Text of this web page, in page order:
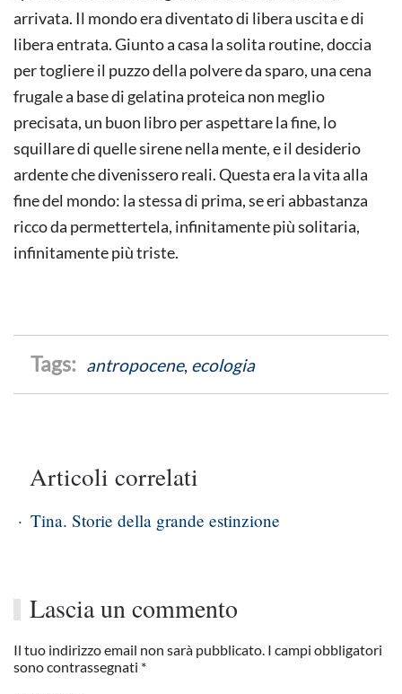
arrivata. Il mondo era diventato di libera uscita e di
libera entrata. Giunto a casa la solita routine, doccia
per togliere il puzzo della polvere da sparo, una cena
frugale a base di gelatina proteica non meglio
precisata, un buon libro per aspettare la fine, lo
squillare di quelle sirene nella mente, e il desiderio
ardente che divenissero reali. Questa era la vita alla
fine del mondo: la stessa di prima, se eri abbastanza
ricco da permettertela, infinitamente più solitaria,
infinitamente più triste.
antropocene, ecologia
Articoli correlati
Tina. Storie della grande estinzione
Lascia un commento
Il tuo indirizzo email non sarà pubblicato. I campi obbligatori
sono contrassegnati *